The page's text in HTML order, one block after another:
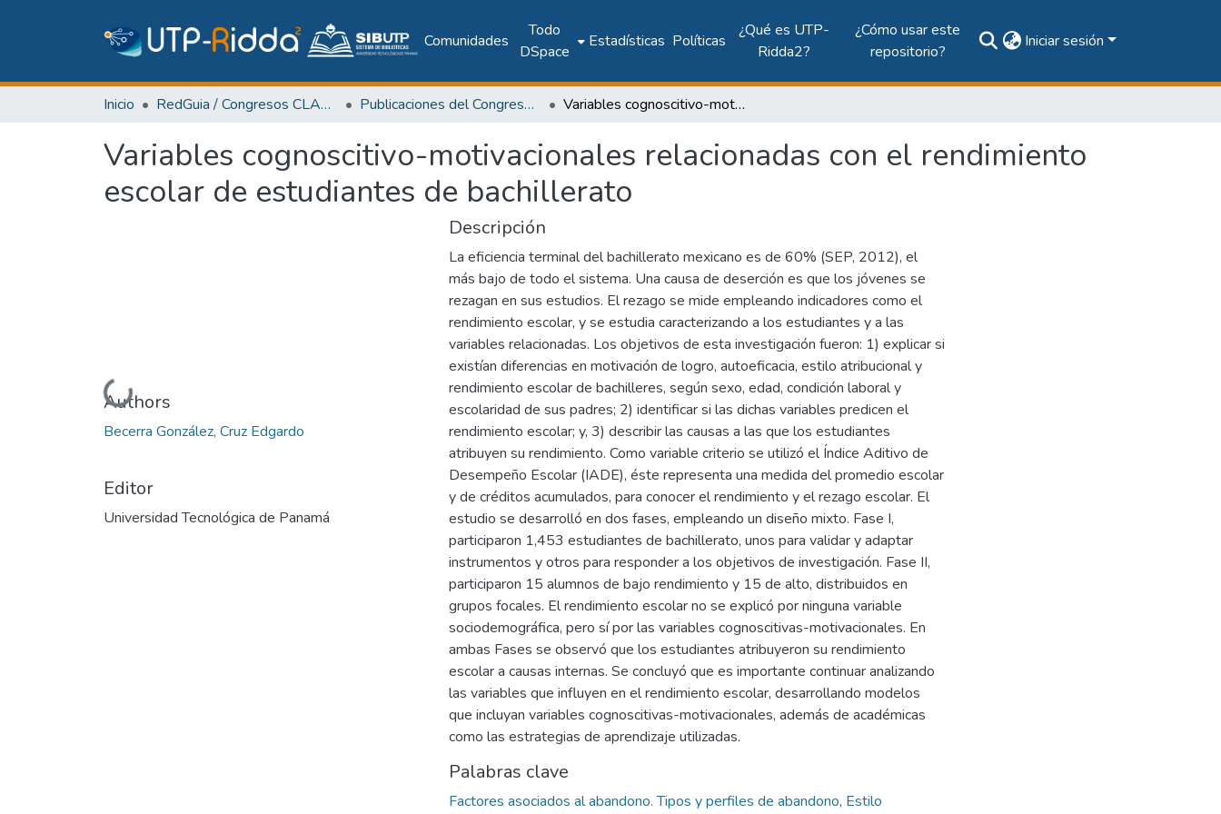
Comunidades
Todo
DSpace
Estadísticas Políticas
¿Qué es UTP-
Ridda2?
¿Cómo usar este
repositorio?
Iniciar sesión
Inicio RedGuia / Congresos CLABES Publicaciones del Congreso Internacional CLABES Variables cognoscitivo-motivacionales relacionadas con el rendimiento escolar de estudiantes de bachillerato
Variables cognoscitivo-motivacionales relacionadas con el rendimiento
escolar de estudiantes de bachillerato
Cargando...
Authors
Becerra González, Cruz Edgardo
Editor
Universidad Tecnológica de Panamá
Descripción
La eficiencia terminal del bachillerato mexicano es de 60% (SEP, 2012), el
más bajo de todo el sistema. Una causa de deserción es que los jóvenes se
rezagan en sus estudios. El rezago se mide empleando indicadores como el
rendimiento escolar, y se estudia caracterizando a los estudiantes y a las
variables relacionadas. Los objetivos de esta investigación fueron: 1) explicar si
existían diferencias en motivación de logro, autoeficacia, estilo atribucional y
rendimiento escolar de bachilleres, según sexo, edad, condición laboral y
escolaridad de sus padres; 2) identificar si las dichas variables predicen el
rendimiento escolar; y, 3) describir las causas a las que los estudiantes
atribuyen su rendimiento. Como variable criterio se utilizó el Índice Aditivo de
Desempeño Escolar (IADE), éste representa una medida del promedio escolar
y de créditos acumulados, para conocer el rendimiento y el rezago escolar. El
estudio se desarrolló en dos fases, empleando un diseño mixto. Fase I,
participaron 1,453 estudiantes de bachillerato, unos para validar y adaptar
instrumentos y otros para responder a los objetivos de investigación. Fase II,
participaron 15 alumnos de bajo rendimiento y 15 de alto, distribuidos en
grupos focales. El rendimiento escolar no se explicó por ninguna variable
sociodemográfica, pero sí por las variables cognoscitivas-motivacionales. En
ambas Fases se observó que los estudiantes atribuyeron su rendimiento
escolar a causas internas. Se concluyó que es importante continuar analizando
las variables que influyen en el rendimiento escolar, desarrollando modelos
que incluyan variables cognoscitivas-motivacionales, además de académicas
como las estrategias de aprendizaje utilizadas.
Palabras clave
Factores asociados al abandono. Tipos y perfiles de abandono, Estilo